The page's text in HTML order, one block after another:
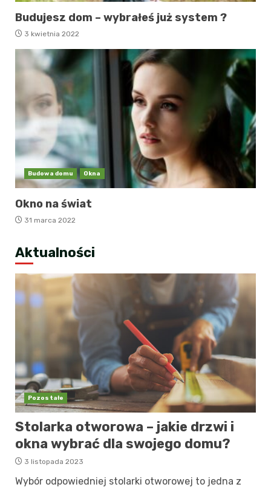
Budujesz dom – wybrałeś już system ?
3 kwietnia 2022
Budowa domu Okna
Okno na świat
31 marca 2022
Aktualności
Pozostałe
Stolarka otworowa – jakie drzwi i
okna wybrać dla swojego domu?
3 listopada 2023
Wybór odpowiedniej stolarki otworowej to jedna z